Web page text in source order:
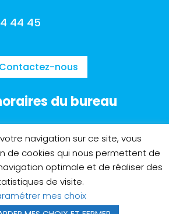
44 45
Contactez-nous
du bureau
Ven :09h00- 18h00
- Dim : Fermé
navigation sur ce site, vous
de cookies qui nous permettent de
optimale et de réaliser des
de visite.
mes choix